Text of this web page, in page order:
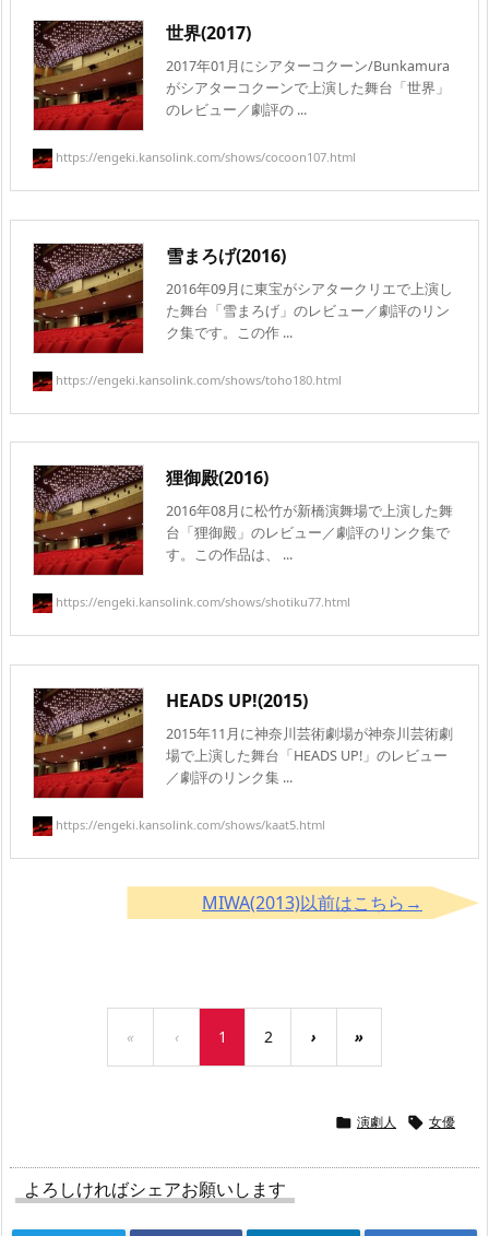
世界(2017)
2017年01月にシアターコクーン/Bunkamura
がシアターコクーンで上演した舞台「世界」
のレビュー／劇評の ...
https://engeki.kansolink.com/shows/cocoon107.html
雪まろげ(2016)
2016年09月に東宝がシアタークリエで上演し
た舞台「雪まろげ」のレビュー／劇評のリン
ク集です。この作 ...
https://engeki.kansolink.com/shows/toho180.html
狸御殿(2016)
2016年08月に松竹が新橋演舞場で上演した舞
台「狸御殿」のレビュー／劇評のリンク集で
す。この作品は、 ...
https://engeki.kansolink.com/shows/shotiku77.html
HEADS UP!(2015)
2015年11月に神奈川芸術劇場が神奈川芸術劇
場で上演した舞台「HEADS UP!」のレビュー
／劇評のリンク集 ...
https://engeki.kansolink.com/shows/kaat5.html
MIWA(2013)以前はこちら→
« ‹ 1 2 › »
 演劇人  女優
よろしければシェアお願いします